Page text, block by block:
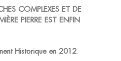
COMPLEXES ET DE
PIERRE EST ENFIN
Historique en 2012.